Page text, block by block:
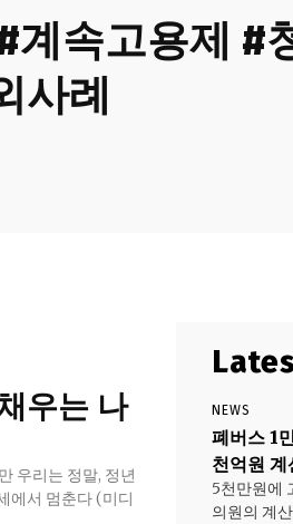
속고용제 #
사례
우는 나
우리는 정말, 정년
에서 멈춘다 (미디
NEWS
폐버스 1
천억원 계
5천만원에
의원의 계